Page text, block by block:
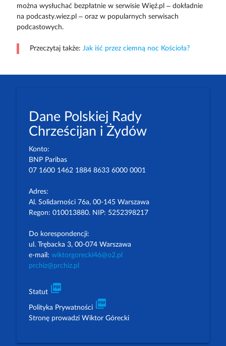
można wysłuchać bezpłatnie w serwisie Więź.pl – dokładnie
na podcasty.wiez.pl – oraz w popularnych serwisach
podcastowych.
Przeczytaj także: Jak iść przez ciemną noc Kościoła?
Dane Polskiej Rady
Chrześcijan i Żydów
Konto:
BNP Paribas
07 1600 1462 1884 8633 6000 0001
Adres:
Al. Solidarności 76a, 00-145 Warszawa
Regon: 010013880. NIP: 5252398217
Do korespondencji:
ul. Trębacka 3, 00-074 Warszawa
e-mail: wiktorgorecki46@o2.pl
prchiz@prchiz.pl
Statut picture_as_pdf
Polityka Prywatności picture_as_pdf
Stronę prowadzi Wiktor Górecki